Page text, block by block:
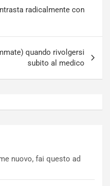
radicalmente con
quando rivolgersi
subito al medico
nuovo, fai questo ad